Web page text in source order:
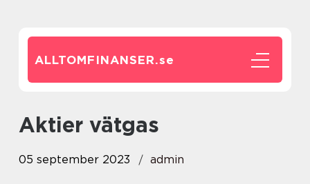
ALLTOMFINANSER.se
aktier vätgas
05 september 2023 admin